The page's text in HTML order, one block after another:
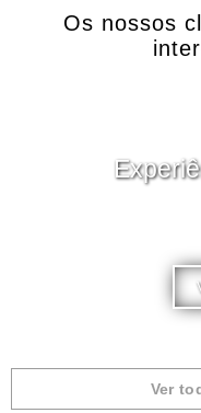
Os nossos
Ver